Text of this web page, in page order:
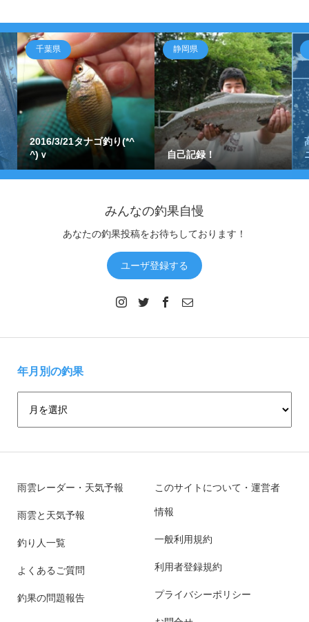
千葉県
2016/3/21タナゴ釣り(*^
^)ｖ
静岡県
自己記録！
みんなの釣果自慢
あなたの釣果投稿をお待ちしております！
ユーザ登録する
年月別の釣果
雨雲レーダー・天気予報
雨雲と天気予報
釣り人一覧
よくあるご質問
釣果の問題報告
このサイトについて・運営者
情報
一般利用規約
利用者登録規約
プライバシーポリシー